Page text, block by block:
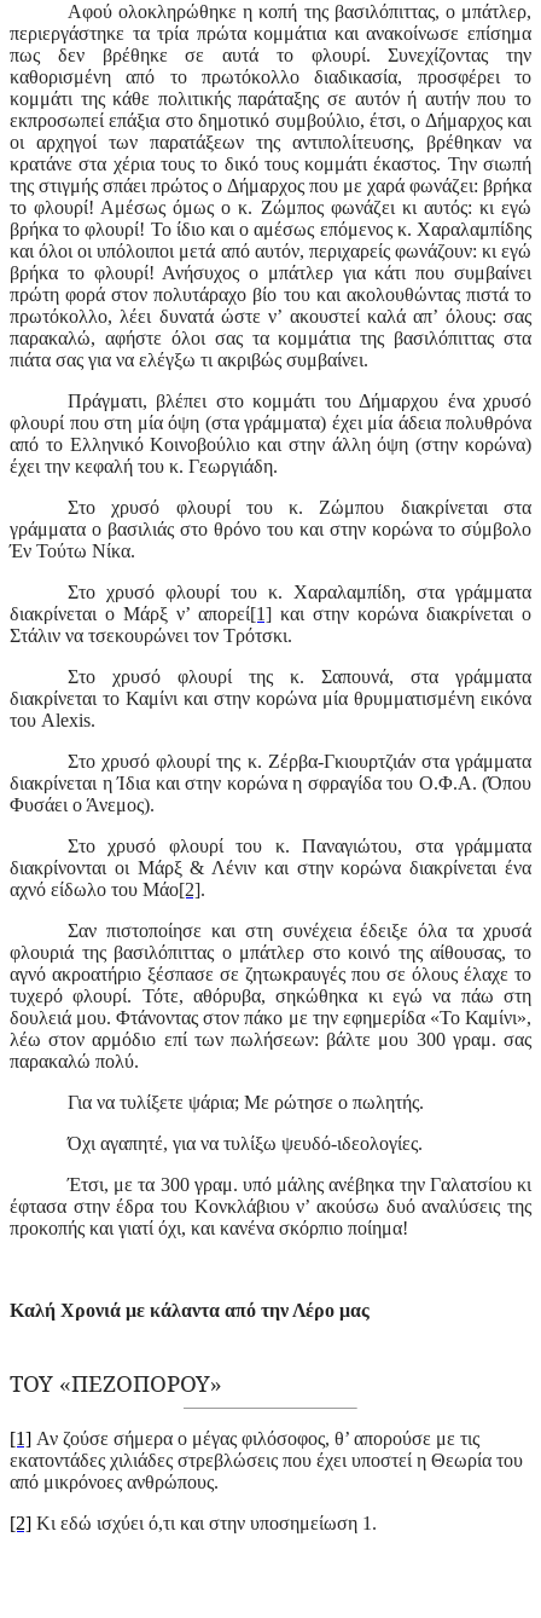
Αφού ολοκληρώθηκε η κοπή της βασιλόπιττας, ο μπάτλερ,
περιεργάστηκε τα τρία πρώτα κομμάτια και ανακοίνωσε επίσημα
πως δεν βρέθηκε σε αυτά το φλουρί. Συνεχίζοντας την
καθορισμένη από το πρωτόκολλο διαδικασία, προσφέρει το
κομμάτι της κάθε πολιτικής παράταξης σε αυτόν ή αυτήν που το
εκπροσωπεί επάξια στο δημοτικό συμβούλιο, έτσι, ο Δήμαρχος και
οι αρχηγοί των παρατάξεων της αντιπολίτευσης, βρέθηκαν να
κρατάνε στα χέρια τους το δικό τους κομμάτι έκαστος. Την σιωπή
της στιγμής σπάει πρώτος ο Δήμαρχος που με χαρά φωνάζει: βρήκα
το φλουρί! Αμέσως όμως ο κ. Ζώμπος φωνάζει κι αυτός: κι εγώ
βρήκα το φλουρί! Το ίδιο και ο αμέσως επόμενος κ. Χαραλαμπίδης
και όλοι οι υπόλοιποι μετά από αυτόν, περιχαρείς φωνάζουν: κι εγώ
βρήκα το φλουρί! Ανήσυχος ο μπάτλερ για κάτι που συμβαίνει
πρώτη φορά στον πολυτάραχο βίο του και ακολουθώντας πιστά το
πρωτόκολλο, λέει δυνατά ώστε ν’ ακουστεί καλά απ’ όλους: σας
παρακαλώ, αφήστε όλοι σας τα κομμάτια της βασιλόπιττας στα
πιάτα σας για να ελέγξω τι ακριβώς συμβαίνει.
Πράγματι, βλέπει στο κομμάτι του Δήμαρχου ένα χρυσό
φλουρί που στη μία όψη (στα γράμματα) έχει μία άδεια πολυθρόνα
από το Ελληνικό Κοινοβούλιο και στην άλλη όψη (στην κορώνα)
έχει την κεφαλή του κ. Γεωργιάδη.
Στο χρυσό φλουρί του κ. Ζώμπου διακρίνεται στα
γράμματα ο βασιλιάς στο θρόνο του και στην κορώνα το σύμβολο
Έν Τούτω Νίκα.
Στο χρυσό φλουρί του κ. Χαραλαμπίδη, στα γράμματα
διακρίνεται ο Μάρξ ν’ απορεί[1] και στην κορώνα διακρίνεται ο
Στάλιν να τσεκουρώνει τον Τρότσκι.
Στο χρυσό φλουρί της κ. Σαπουνά, στα γράμματα
διακρίνεται το Καμίνι και στην κορώνα μία θρυμματισμένη εικόνα
του Alexis.
Στο χρυσό φλουρί της κ. Ζέρβα-Γκιουρτζιάν στα γράμματα
διακρίνεται η Ίδια και στην κορώνα η σφραγίδα του Ο.Φ.Α. (Όπου
Φυσάει ο Άνεμος).
Στο χρυσό φλουρί του κ. Παναγιώτου, στα γράμματα
διακρίνονται οι Μάρξ & Λένιν και στην κορώνα διακρίνεται ένα
αχνό είδωλο του Μάο[2].
Σαν πιστοποίησε και στη συνέχεια έδειξε όλα τα χρυσά
φλουριά της βασιλόπιττας ο μπάτλερ στο κοινό της αίθουσας, το
αγνό ακροατήριο ξέσπασε σε ζητωκραυγές που σε όλους έλαχε το
τυχερό φλουρί. Τότε, αθόρυβα, σηκώθηκα κι εγώ να πάω στη
δουλειά μου. Φτάνοντας στον πάκο με την εφημερίδα «Το Καμίνι»,
λέω στον αρμόδιο επί των πωλήσεων: βάλτε μου 300 γραμ. σας
παρακαλώ πολύ.
Για να τυλίξετε ψάρια; Με ρώτησε ο πωλητής.
Όχι αγαπητέ, για να τυλίξω ψευδό-ιδεολογίες.
Έτσι, με τα 300 γραμ. υπό μάλης ανέβηκα την Γαλατσίου κι
έφτασα στην έδρα του Κονκλάβιου ν’ ακούσω δυό αναλύσεις της
προκοπής και γιατί όχι, και κανένα σκόρπιο ποίημα!
Καλή Χρονιά με κάλαντα από την Λέρο μας
ΤΟΥ «ΠΕΖΟΠΟΡΟΥ»
[1] Αν ζούσε σήμερα ο μέγας φιλόσοφος, θ’ απορούσε με τις
εκατοντάδες χιλιάδες στρεβλώσεις που έχει υποστεί η Θεωρία του
από μικρόνοες ανθρώπους.
[2] Κι εδώ ισχύει ό,τι και στην υποσημείωση 1.